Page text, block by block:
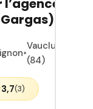
spa ou
l’agence
•
Vaucluse
(84)
3,7(3)